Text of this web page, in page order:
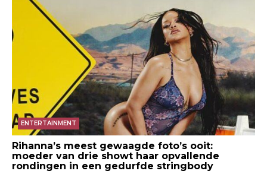
ENTERTAINMENT
Rihanna’s meest gewaagde foto’s ooit:
moeder van drie showt haar opvallende
rondingen in een gedurfde stringbody